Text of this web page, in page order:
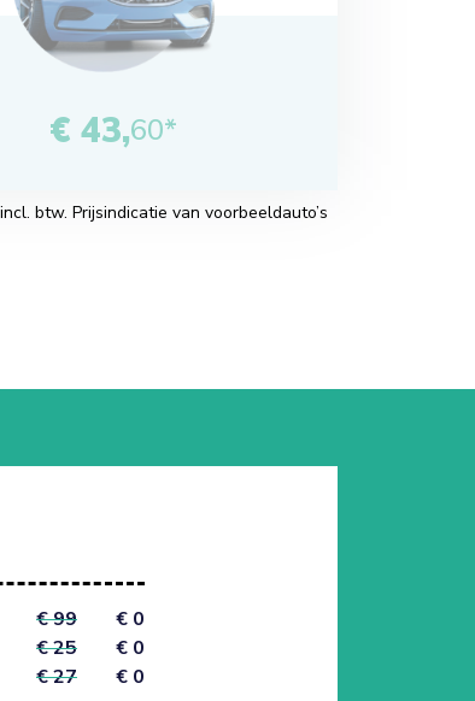
€ 43,60*
btw. Prijsindicatie van voorbeeldauto’s
€ 99
€ 0
€ 25
€ 0
€ 27
€ 0